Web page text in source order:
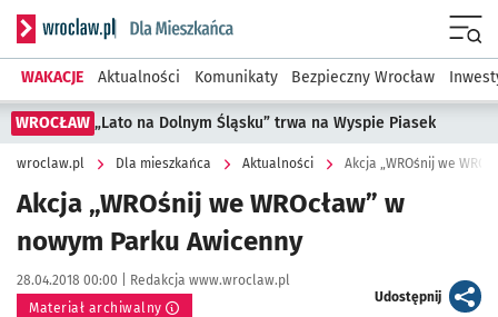
Serwis informacyjny wroclaw.pl podserwis: Dla mieszkańca
WAKACJE Aktualności Komunikaty Bezpieczny Wrocław
WROCŁAW „Lato na Dolnym Śląsku” trwa na Wyspie Piasek
wroclaw.pl Dla mieszkańca Aktualności Akcja „WROśnij we
Akcja „WROśnij we WROcław” w
nowym Parku Awicenny
Data publikacji:
28.04.2018 00:00 | Autor:
Redakcja www.wroclaw.pl
Materiał archiwalny
Udostępnijartykuł